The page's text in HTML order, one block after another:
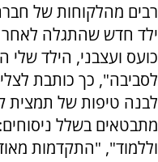
רבים מהלקוחות של
ילד חדש שהתגלה לאחר
כועס ועצבני, הילד שלי
לסביבה", כך כותבת
לבנה טיפות של תמצית
מתבטאים בשלל
וללמוד", "התקדמות